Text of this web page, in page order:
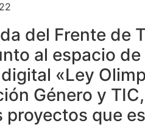
del Frente de
al espacio
«Ley
Género y
proyectos que